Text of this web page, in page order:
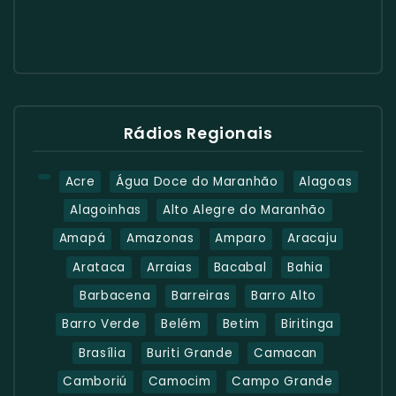
Rádios Regionais
Acre Água Doce do Maranhão
Alagoas
Alagoinhas
Alto Alegre do Maranhão
Amapá
Amazonas Amparo
Aracaju
Arataca
Arraias Bacabal
Bahia
Barbacena
Barreiras
Barro Alto
Barro Verde
Belém Betim
Biritinga
Brasília
Buriti Grande
Camacan
Camboriú
Camocim Campo Grande